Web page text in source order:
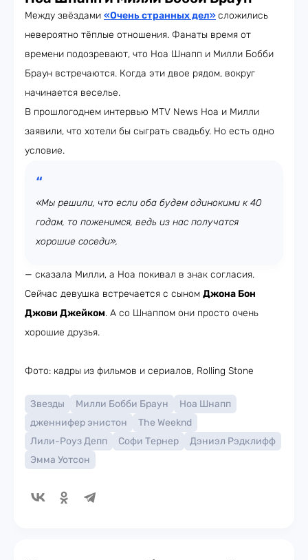
Между звёздами «Очень странных дел»сложились
невероятно тёплые отношения. Фанаты время от
времени подозревают, что Ноа Шнапп и Милли Бобби
Браун встречаются. Когда эти двое рядом, вокруг
начинается веселье.
В прошлогоднем интервью MTV News Ноа и Милли
заявили, что хотели бы сыграть свадьбу. Но есть одно
условие.
«Мы решили, что если оба будем одинокими к 40
годам, то поженимся, ведь из нас получатся
хорошие соседи»,
— сказала Милли, а Ноа покивал в знак согласия.
Сейчас девушка встречается с сыном Джона Бон
Джови Джейком. А со Шнаппом они просто очень
хорошие друзья.
Фото: кадры из фильмов и сериалов, Rolling Stone
Звезды Милли Бобби Браун
Ноа Шнапп
дженнифер энистон
The Weeknd
Лили-Роуз Депп
Софи Тернер
Дэниэл Рэдклифф
Эмма Уотсон